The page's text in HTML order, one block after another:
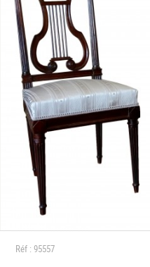
Réf : 95557